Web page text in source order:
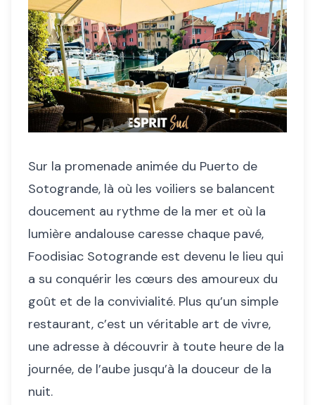
Sur la promenade animée du Puerto de
Sotogrande, là où les voiliers se balancent
doucement au rythme de la mer et où la
lumière andalouse caresse chaque pavé,
Foodisiac Sotogrande est devenu le lieu qui
a su conquérir les cœurs des amoureux du
goût et de la convivialité. Plus qu’un simple
restaurant, c’est un véritable art de vivre,
une adresse à découvrir à toute heure de la
journée, de l’aube jusqu’à la douceur de la
nuit.